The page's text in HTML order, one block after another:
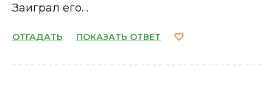
Заиграл его…
ОТГАДАТЬ ПОКАЗАТЬ ОТВЕТ